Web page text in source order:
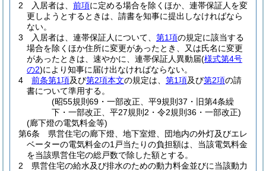
2
入居者は、 前項に定める場合を除くほか、連帯保証人を変
更しようとするときは、請書を知事に提出しなければなら
ない。
3
入居者は、連帯保証人について、 第1項の規定に該当する
場合を除くほか住所に変更があったとき、又は氏名に変更
があったときは、速やかに、連帯保証人異動届(様式第4号
の2)により知事に届け出なければならない。
4
前条第1項及び第2項本文の規定は、 第1項及び第2項の請
書について準用する。
(昭55規則69・一部改正、平9規則37・旧第4条繰
下・一部改正、平27規則2・令2規則36・一部改正)
(廊下燈の電気料金等)
第6条
県営住宅の廊下燈、地下室燈、団地内の外灯及びエレ
ベーターの電気料金の1戸当たりの負担額は、当該電気料金
を当該県営住宅の総戸数で除した額とする。
2
県営住宅の給水及び排水のための動力料金並びに当該動力